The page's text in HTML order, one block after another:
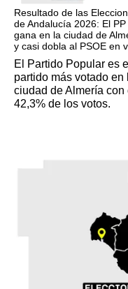
Resultado de las
de Andalucía 2026: El PP
gana en la ciudad de
y casi dobla al PSOE en
El Partido Popular es el
partido más votado en
ciudad de Almería con
42,3% de los votos.